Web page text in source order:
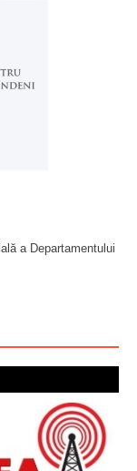
a Departamentului